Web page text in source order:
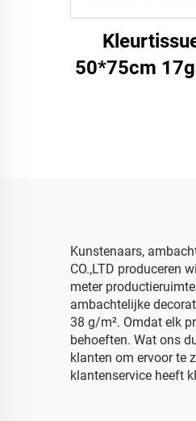
50*75cm
Kunstenaars,
CO.,LTD produceren
meter
ambachtelijke
38 g/m². Omdat elk
behoeften. Wat ons
klanten om ervoor te
klantenservice heeft